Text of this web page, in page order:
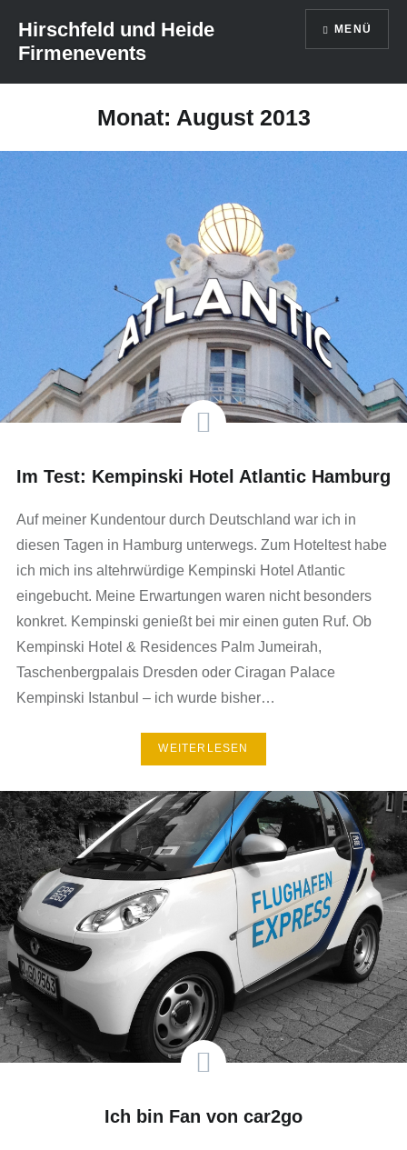
zum
Inhalt
Hirschfeld und Heide
Firmenevents
MENÜ
Monat: August 2013
Im Test: Kempinski Hotel Atlantic Hamburg
Auf meiner Kundentour durch Deutschland war ich in
diesen Tagen in Hamburg unterwegs. Zum Hoteltest habe
ich mich ins altehrwürdige Kempinski Hotel Atlantic
eingebucht. Meine Erwartungen waren nicht besonders
konkret. Kempinski genießt bei mir einen guten Ruf. Ob
Kempinski Hotel & Residences Palm Jumeirah,
Taschenbergpalais Dresden oder Ciragan Palace
Kempinski Istanbul – ich wurde bisher…
WEITERLESEN
Ich bin Fan von car2go